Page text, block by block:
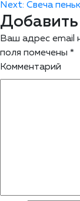
Next: Свеча
Ваш адрес email
поля помечены *
Комментарий